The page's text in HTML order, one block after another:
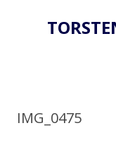
IMG_0475